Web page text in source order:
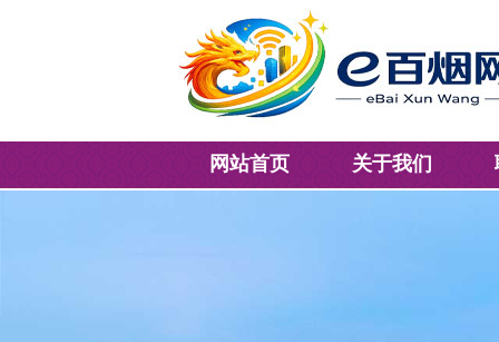
网站首页 关于我们